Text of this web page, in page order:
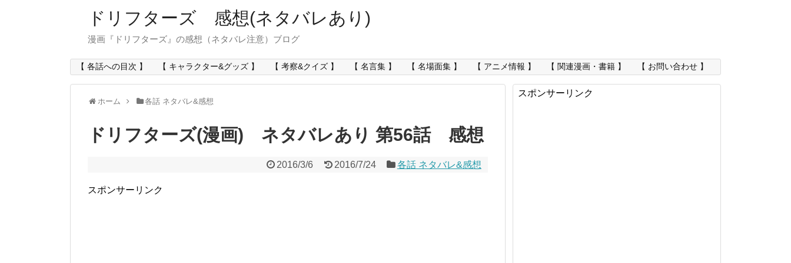
ドリフターズ 感想(ネタバレあり)
漫画『ドリフターズ』の感想（ネタバレ注意）ブログ
【 各話への目次 】 【 キャラクター&グッズ 】 【 考察&クイズ 】 【 名言集 】 【 名場面集 】 【 アニメ情報 】 【 関連漫画・書籍 】 【 お問い合わせ 】
ホーム 各話 ネタバレ&感想
ドリフターズ(漫画) ネタバレあり 第56話 感想
2016/3/6 2016/7/24 各話 ネタバレ&感想
スポンサーリンク
スポンサーリンク